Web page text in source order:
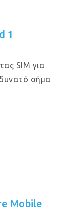
1
SIM για
σήμα
Mobile